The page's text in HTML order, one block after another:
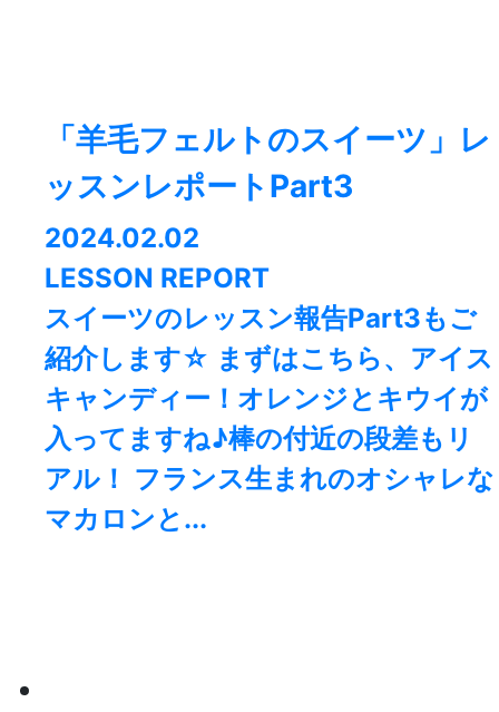
「羊毛フェルトのスイーツ」レ
ッスンレポートPart3
2024.02.02
LESSON REPORT
スイーツのレッスン報告Part3もご
紹介します☆ まずはこちら、アイス
キャンディー！オレンジとキウイが
入ってますね♪棒の付近の段差もリ
アル！ フランス生まれのオシャレな
マカロンと...